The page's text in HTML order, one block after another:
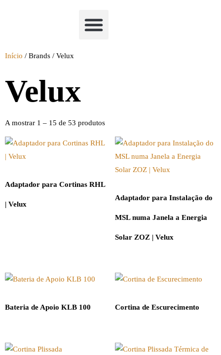
Início / Brands / Velux
Velux
A mostrar 1 – 15 de 53 produtos
Adaptador para Cortinas RHL
| Velux
Adaptador para Instalação do
MSL numa Janela a Energia
Solar ZOZ | Velux
Bateria de Apoio KLB 100 Cortina de Escurecimento